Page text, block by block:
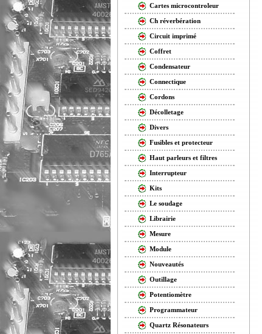
Cartes microcontroleur
Ch réverbération
Circuit imprimé
Coffret
Condensateur
Connectique
Cordons
Décolletage
Divers
Fusibles et protecteur
Haut parleurs et filtres
Interrupteur
Kits
Le soudage
Librairie
Mesure
Module
Nouveautés
Outillage
Potentiomètre
Programmateur
Quartz Résonateurs